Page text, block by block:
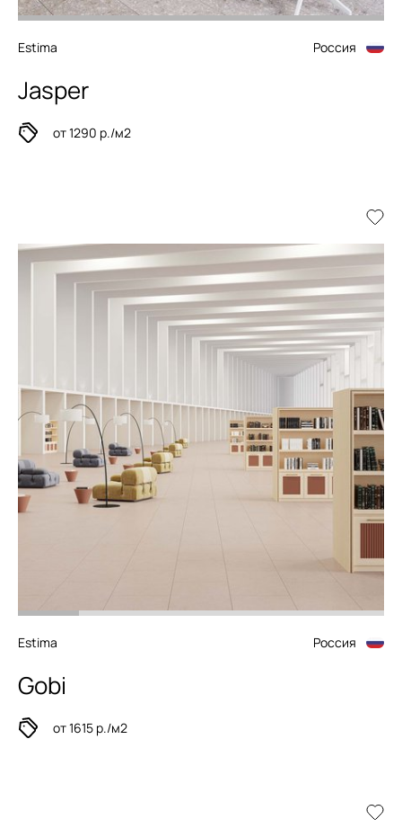
Estima Россия
Jasper
от 1290 р./м2
Estima Россия
Gobi
от 1615 р./м2